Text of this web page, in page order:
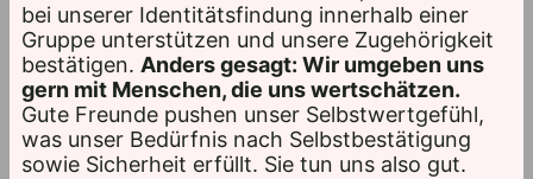
bei unserer Identitätsfindung innerhalb einer
Gruppe unterstützen und unsere Zugehörigkeit
bestätigen. Anders gesagt: Wir umgeben uns
gern mit Menschen, die uns wertschätzen.
Gute Freunde pushen unser Selbstwertgefühl,
was unser Bedürfnis nach Selbstbestätigung
sowie Sicherheit erfüllt. Sie tun uns also gut.